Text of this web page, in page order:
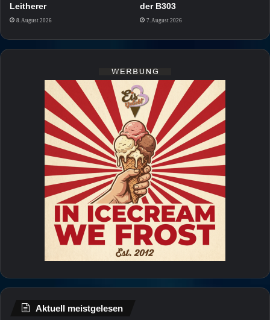
Leitherer
8. August 2026
der B303
7. August 2026
Aktuell meistgelesen